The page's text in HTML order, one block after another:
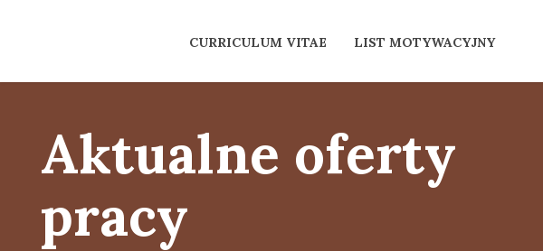
CURRICULUM VITAE LIST MOTYWACYJNY
Aktualne oferty
pracy